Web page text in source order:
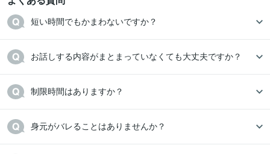
短い時間でもかまわないですか？
お話しする内容がまとまっていなくても大丈夫ですか？
身元がバレることはありませんか？